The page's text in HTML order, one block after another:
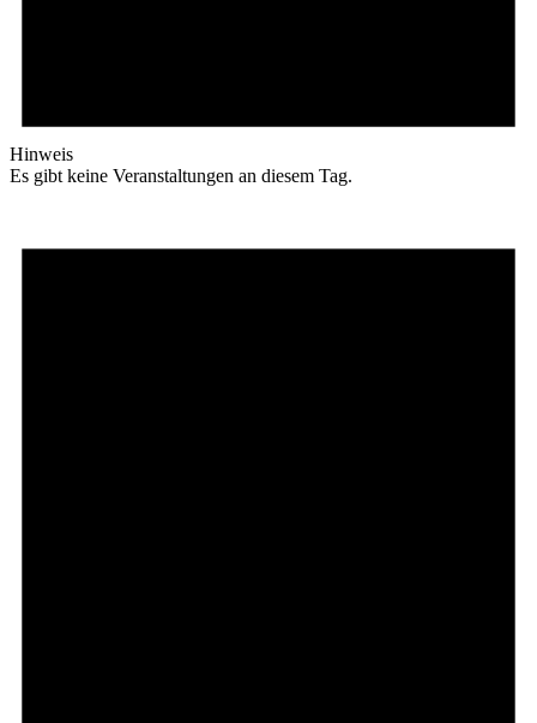
Hinweis
Es gibt keine Veranstaltungen an diesem Tag.